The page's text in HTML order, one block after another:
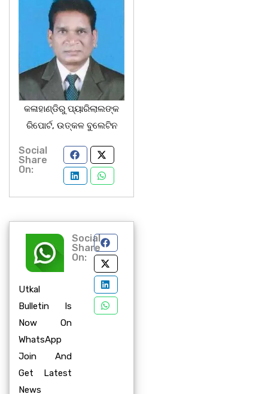
କଳାହାଣ୍ଡିରୁ ପ୍ୟାରିଲାଲଙ୍କ
ରିପୋର୍ଟ, ଉତ୍‌କଳ ବୁଲେଟିନ
Social
Share
On:
Utkal
Bulletin Is
Now On
WhatsApp
Join And
Get Latest
News
Social
Share
On: